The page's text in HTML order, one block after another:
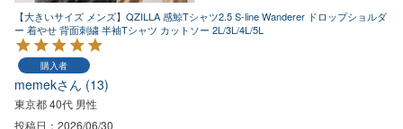
【大きいサイズ メンズ】QZILLA 感鯨Tシャツ2.5 S-line Wanderer ドロップショルダ
ー 着やせ 背面刺繍 半袖Tシャツ カットソー 2L/3L/4L/5L
購入者
memek 13
東京都40代 男性
投稿日
2026/06/30